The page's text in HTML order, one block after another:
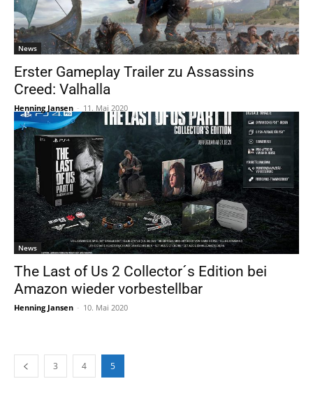
News
Erster Gameplay Trailer zu Assassins
Creed: Valhalla
Henning Jansen - 11. Mai 2020
News
The Last of Us 2 Collector´s Edition bei
Amazon wieder vorbestellbar
Henning Jansen - 10. Mai 2020
3 4 5